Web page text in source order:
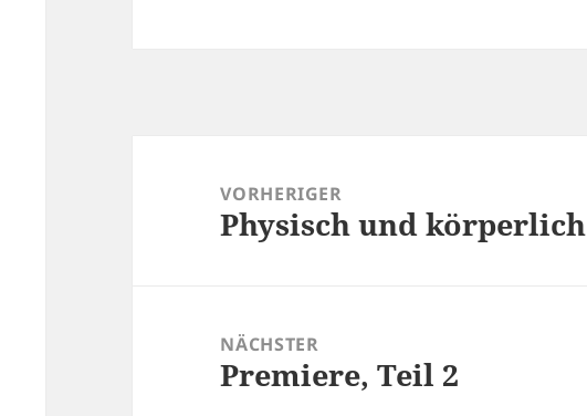
VORHERIGER
Vorheriger
Physisch und körperlich
NÄCHSTER
Nächster
Premiere, Teil 2